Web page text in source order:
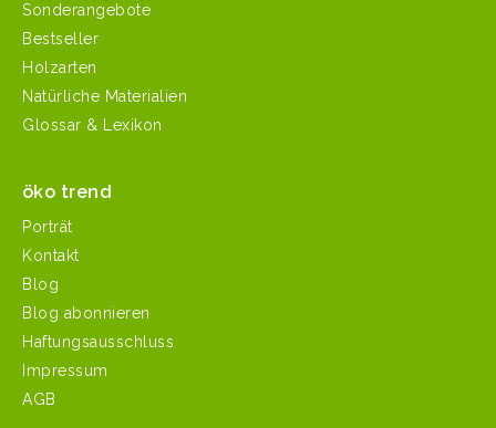
Sonderangebote
Bestseller
Holzarten
Natürliche Materialien
Glossar & Lexikon
öko trend
Porträt
Kontakt
Blog
Blog abonnieren
Haftungsausschluss
Impressum
AGB